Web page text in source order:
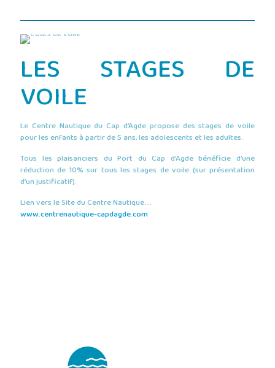
LES STAGES DE
VOILE
Le Centre Nautique du Cap d’Agde propose des stages de voile
pour les enfants à partir de 5 ans, les adolescents et les adultes.
Tous les plaisanciers du Port du Cap d’Agde bénéficie d’une
réduction de 10% sur tous les stages de voile (sur présentation
d’un justificatif).
Lien vers le Site du Centre Nautique….
www.centrenautique-capdagde.com